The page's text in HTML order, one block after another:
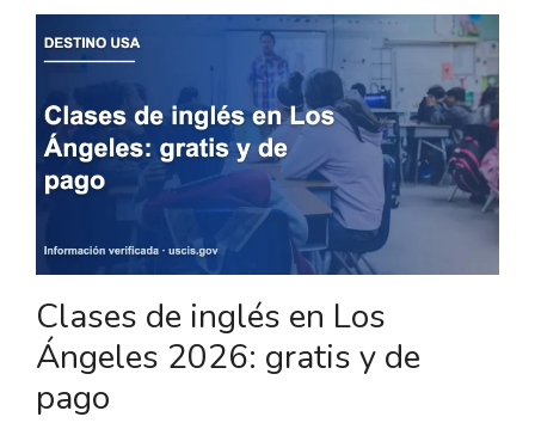
Clases de inglés en Los
Ángeles 2026: gratis y de
pago